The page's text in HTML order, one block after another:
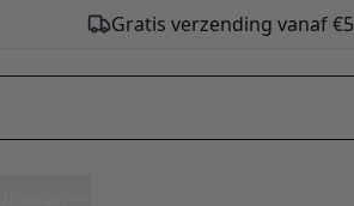
Gratis verzending vanaf